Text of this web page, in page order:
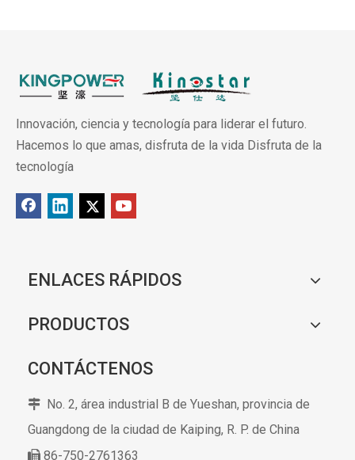
Innovación, ciencia y tecnología para liderar el futuro.
Hacemos lo que amas, disfruta de la vida Disfruta de la
tecnología
ENLACES RÁPIDOS
PRODUCTOS
CONTÁCTENOS
 No. 2, área industrial B de Yueshan, provincia de
Guangdong de la ciudad de Kaiping, R. P. de China
 86-750-2761363